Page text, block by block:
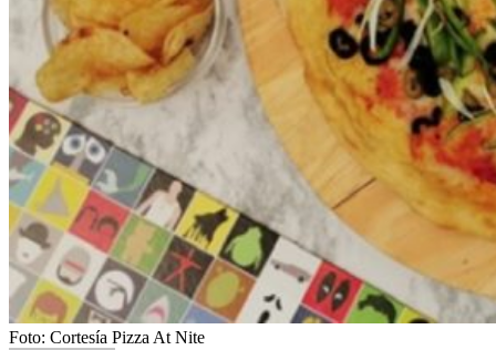
Foto: Cortesía Pizza At Nite